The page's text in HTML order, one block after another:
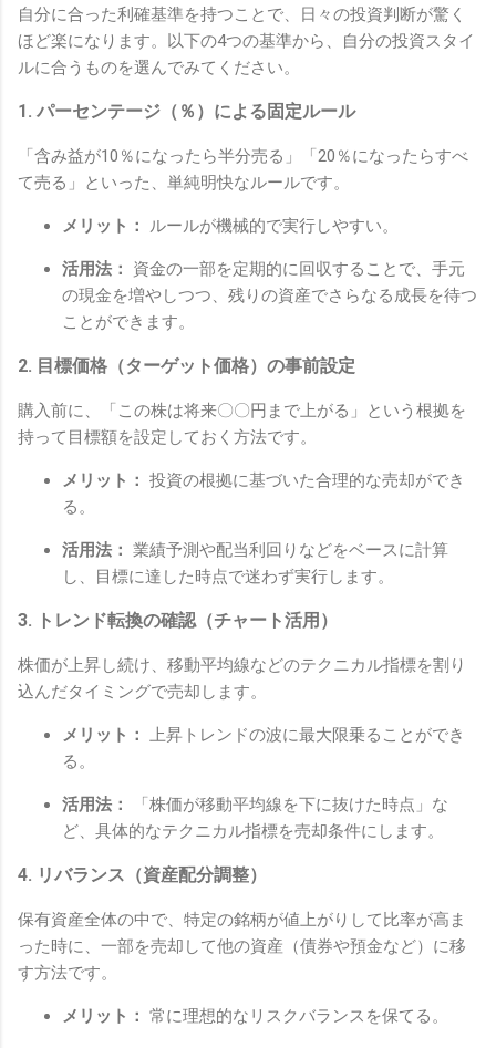
自分に合った利確基準を持つことで、日々の投資判断が驚く
ほど楽になります。以下の4つの基準から、自分の投資スタイ
ルに合うものを選んでみてください。
1. パーセンテージ（％）による固定ルール
「含み益が10％になったら半分売る」「20％になったらすべ
て売る」といった、単純明快なルールです。
メリット： ルールが機械的で実行しやすい。
活用法：
資金の一部を定期的に回収することで、手元
の現金を増やしつつ、残りの資産でさらなる成長を待つ
ことができます。
2. 目標価格（ターゲット価格）の事前設定
購入前に、「この株は将来〇〇円まで上がる」という根拠を
持って目標額を設定しておく方法です。
メリット： 投資の根拠に基づいた合理的な売却ができ
る。
活用法： 業績予測や配当利回りなどをベースに計算
し、目標に達した時点で迷わず実行します。
3. トレンド転換の確認（チャート活用）
株価が上昇し続け、移動平均線などのテクニカル指標を割り
込んだタイミングで売却します。
メリット： 上昇トレンドの波に最大限乗ることができ
る。
活用法：
「株価が移動平均線を下に抜けた時点」な
ど、具体的なテクニカル指標を売却条件にします。
4. リバランス（資産配分調整）
保有資産全体の中で、特定の銘柄が値上がりして比率が高ま
った時に、一部を売却して他の資産（債券や預金など）に移
す方法です。
メリット： 常に理想的なリスクバランスを保てる。